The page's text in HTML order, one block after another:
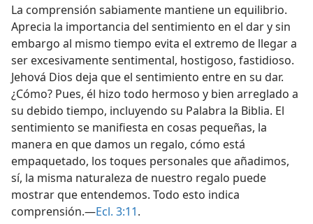
La comprensión sabiamente mantiene un equilibrio.
Aprecia la importancia del sentimiento en el dar y sin
embargo al mismo tiempo evita el extremo de llegar a
ser excesivamente sentimental, hostigoso, fastidioso.
Jehová Dios deja que el sentimiento entre en su dar.
¿Cómo? Pues, él hizo todo hermoso y bien arreglado a
su debido tiempo, incluyendo su Palabra la Biblia. El
sentimiento se manifiesta en cosas pequeñas, la
manera en que damos un regalo, cómo está
empaquetado, los toques personales que añadimos,
sí, la misma naturaleza de nuestro regalo puede
mostrar que entendemos. Todo esto indica
comprensión.—Ecl. 3:11.